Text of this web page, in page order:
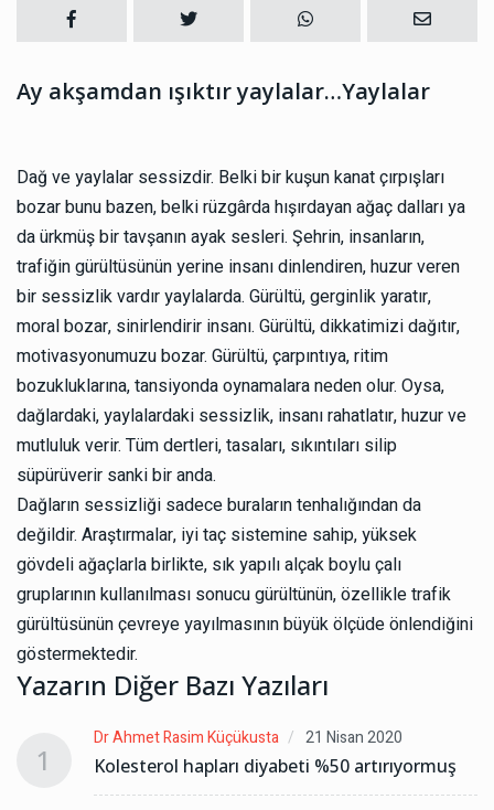
Ay akşamdan ışıktır yaylalar…Yaylalar
Dağ ve yaylalar sessizdir. Belki bir kuşun kanat çırpışları
bozar bunu bazen, belki rüzgârda hışırdayan ağaç dalları ya
da ürkmüş bir tavşanın ayak sesleri. Şehrin, insanların,
trafiğin gürültüsünün yerine insanı dinlendiren, huzur veren
bir sessizlik vardır yaylalarda. Gürültü, gerginlik yaratır,
moral bozar, sinirlendirir insanı. Gürültü, dikkatimizi dağıtır,
motivasyonumuzu bozar. Gürültü, çarpıntıya, ritim
bozukluklarına, tansiyonda oynamalara neden olur. Oysa,
dağlardaki, yaylalardaki sessizlik, insanı rahatlatır, huzur ve
mutluluk verir. Tüm dertleri, tasaları, sıkıntıları silip
süpürüverir sanki bir anda.
Dağların sessizliği sadece buraların tenhalığından da
değildir. Araştırmalar, iyi taç sistemine sahip, yüksek
gövdeli ağaçlarla birlikte, sık yapılı alçak boylu çalı
gruplarının kullanılması sonucu gürültünün, özellikle trafik
gürültüsünün çevreye yayılmasının büyük ölçüde önlendiğini
göstermektedir.
Yazarın Diğer Bazı Yazıları
1
Dr Ahmet Rasim Küçükusta 21 Nisan 2020
Kolesterol hapları diyabeti %50 artırıyormuş